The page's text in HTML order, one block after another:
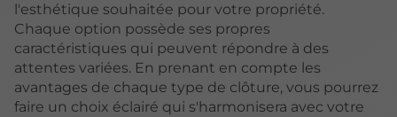
l'esthétique souhaitée pour votre propriété.
Chaque option possède ses propres
caractéristiques qui peuvent répondre à des
attentes variées. En prenant en compte les
avantages de chaque type de clôture, vous pourrez
faire un choix éclairé qui s'harmonisera avec votre